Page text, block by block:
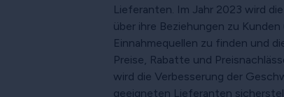
Lieferanten. Im Jahr 2023 wird
über ihre Beziehungen zu
Einnahmequellen zu finden und
Preise, Rabatte und
wird die Verbesserung der
geeigneten Lieferanten